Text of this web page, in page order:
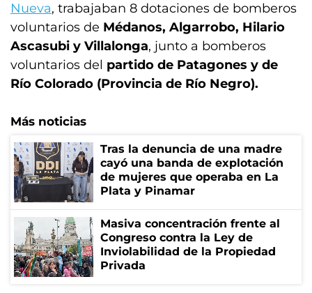
Nueva, trabajaban 8 dotaciones de bomberos
voluntarios de Médanos, Algarrobo, Hilario
Ascasubi y Villalonga, junto a bomberos
voluntarios del partido de Patagones y de
Río Colorado (Provincia de Río Negro).
Más noticias
Tras la denuncia de una madre
cayó una banda de explotación
de mujeres que operaba en La
Plata y Pinamar
Masiva concentración frente al
Congreso contra la Ley de
Inviolabilidad de la Propiedad
Privada